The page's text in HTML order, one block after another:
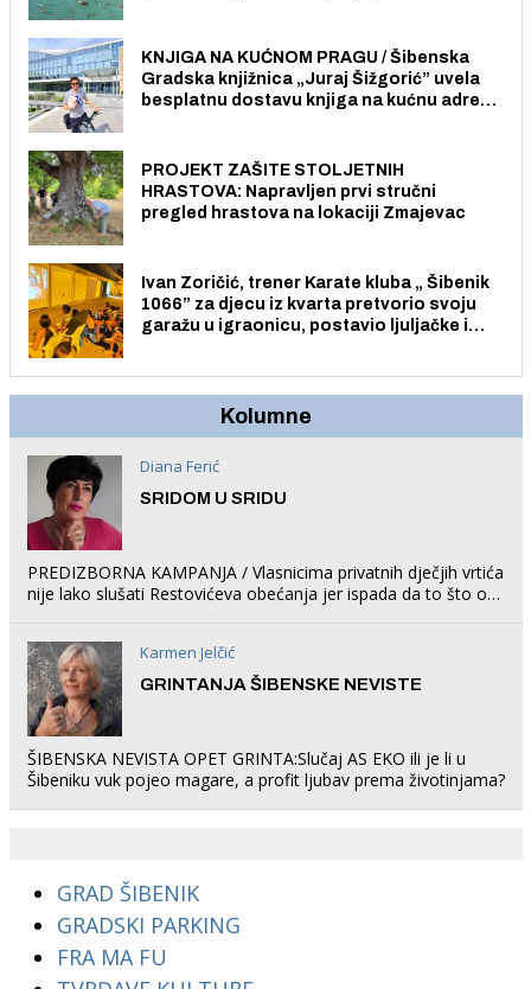
KNJIGA NA KUĆNOM PRAGU / Šibenska
Gradska knjižnica „Juraj Šižgorić” uvela
besplatnu dostavu knjiga na kućnu adresu
PROJEKT ZAŠITE STOLJETNIH
HRASTOVA: Napravljen prvi stručni
pregled hrastova na lokaciji Zmajevac
Ivan Zoričić, trener Karate kluba „ Šibenik
1066” za djecu iz kvarta pretvorio svoju
garažu u igraonicu, postavio ljuljačke i
Kolumne
Diana Ferić
SRIDOM U SRIDU
PREDIZBORNA KAMPANJA / Vlasnicima privatnih dječjih vrtića
nije lako slušati Restovićeva obećanja jer ispada da to što oni
Karmen Jelčić
GRINTANJA ŠIBENSKE NEVISTE
ŠIBENSKA NEVISTA OPET GRINTA:Slučaj AS EKO ili je li u
Šibeniku vuk pojeo magare, a profit ljubav prema životinjama?
GRAD ŠIBENIK
GRADSKI PARKING
FRA MA FU